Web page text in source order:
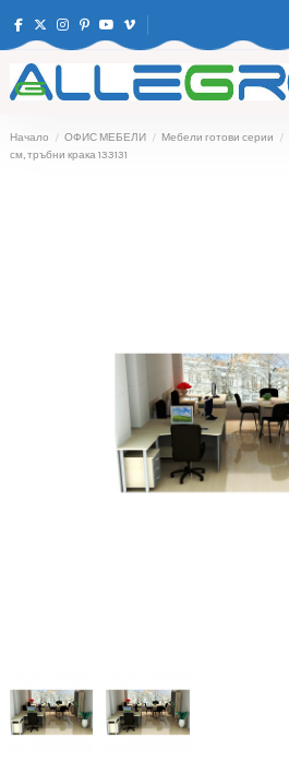
Начало ОФИС МЕБЕЛИ Мебели готови серии
см, тръбни крака 133131